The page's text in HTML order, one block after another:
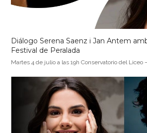
Diálogo Serena Saenz i Jan Antem
Festival de Peralada
Martes 4 de julio a las 19h Conservatorio del Liceo